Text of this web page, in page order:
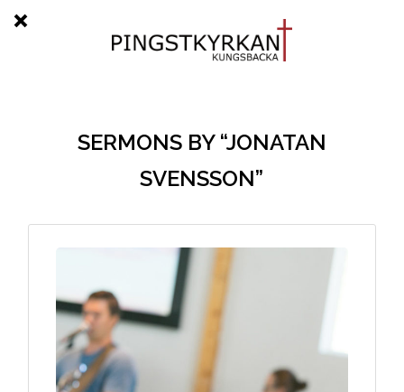
SERMONS BY “JONATAN
SVENSSON”